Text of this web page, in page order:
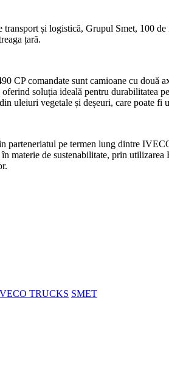
și logistică, Grupul Smet, 100
țară.
CP comandate sunt camioane cu două
soluția ideală pentru
uleiuri vegetale și deșeuri, care poate
parteneriatul pe termen lung dintre
materie de sustenabilitate, prin
TRUCKS SMET